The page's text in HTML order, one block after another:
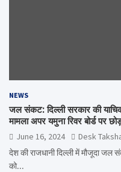
NEWS
जल संकट: दिल्ली सरकार की
मामला अपर यमुना रिवर बोर्ड पर
June 16, 2024
Desk
देश की राजधानी दिल्ली में मौजूदा
को…